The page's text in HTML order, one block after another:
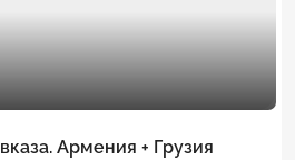
Райские уголки Кавказа. Армения + Грузия